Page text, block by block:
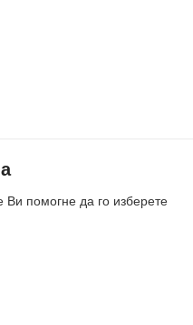
помогне да го изберете